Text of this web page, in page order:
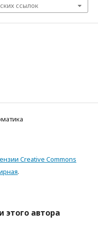
ссылок
Creative Commons
.
этого автора